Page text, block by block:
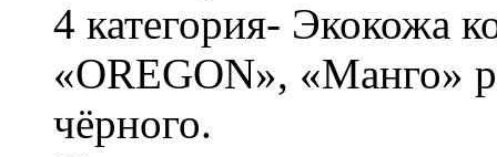
4 категория- Экокожа
«OREGON», «Манго»
чёрного.